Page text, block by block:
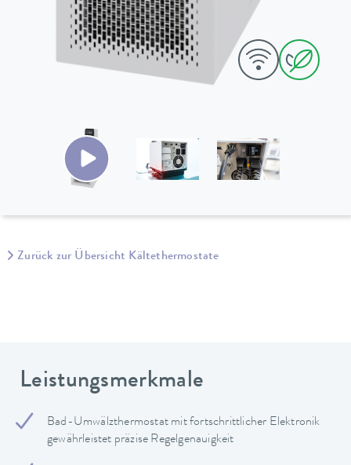
Zurück zur Übersicht Kältethermostate
Leistungsmerkmale
Bad-Umwälzthermostat mit fortschrittlicher Elektronik
gewährleistet präzise Regelgenauigkeit